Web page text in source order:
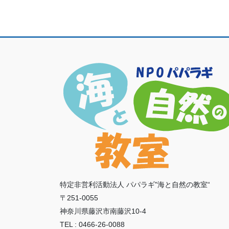
特定非営利活動法人 パパラギ"海と自然の教室“
〒251-0055
神奈川県藤沢市南藤沢10-4
TEL : 0466-26-0088